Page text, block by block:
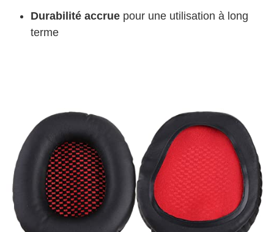
Durabilité accrue pour une utilisation à long
terme